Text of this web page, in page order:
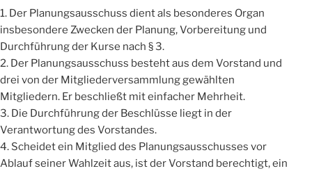
1. Der Planungsausschuss dient als besonderes Organ
insbesondere Zwecken der Planung, Vorbereitung und
Durchführung der Kurse nach § 3.
2. Der Planungsausschuss besteht aus dem Vorstand und
drei von der Mitgliederversammlung gewählten
Mitgliedern. Er beschließt mit einfacher Mehrheit.
3. Die Durchführung der Beschlüsse liegt in der
Verantwortung des Vorstandes.
4. Scheidet ein Mitglied des Planungsausschusses vor
Ablauf seiner Wahlzeit aus, ist der Vorstand berechtigt, ein